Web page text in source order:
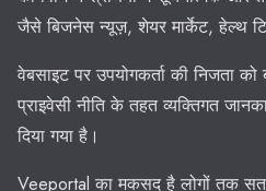
जैसे बिजनेस न्यूज़, शेयर मार्केट, हेल्थ
वेबसाइट पर उपयोगकर्ता की निजता
प्राइवेसी नीति के तहत व्यक्तिगत
दिया गया है।
Veeportal का मकसद है लोगों तक